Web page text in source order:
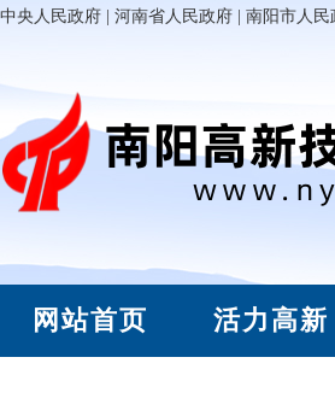
中央人民政府 河南省人民政府 南阳市人民
网站首页 活力高新